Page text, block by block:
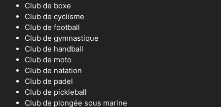
Club de boxe
Club de cyclisme
Club de football
Club de gymnastique
Club de handball
Club de moto
Club de natation
Club de padel
Club de pickleball
Club de plongée sous marine